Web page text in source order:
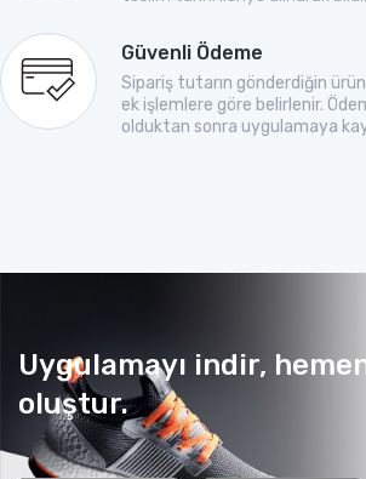
Güvenli Ödeme
Sipariş tutarın gönderdiğin ürün
ek işlemlere göre belirlenir.
olduktan sonra uygulamaya
Uygulamayı indir,
oluştur.